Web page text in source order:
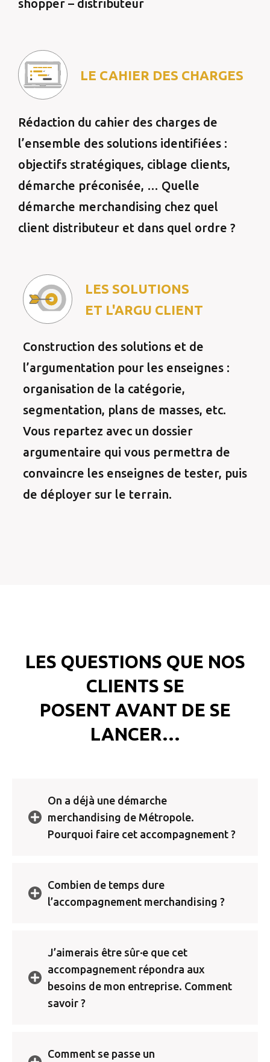
shopper – distributeur
LE CAHIER DES CHARGES
Rédaction du cahier des charges de
l’ensemble des solutions identifiées :
objectifs stratégiques, ciblage clients,
démarche préconisée, … Quelle
démarche merchandising chez quel
client distributeur et dans quel ordre ?
LES SOLUTIONS
ET L'ARGU CLIENT
Construction des solutions et de
l’argumentation pour les enseignes :
organisation de la catégorie,
segmentation, plans de masses, etc.
Vous repartez avec un dossier
argumentaire qui vous permettra de
convaincre les enseignes de tester, puis
de déployer sur le terrain.
LES QUESTIONS QUE NOS
CLIENTS SE
POSENT AVANT DE SE
LANCER…
On a déjà une démarche
merchandising de Métropole.
Pourquoi faire cet accompagnement ?
Combien de temps dure
l’accompagnement merchandising ?
J’aimerais être sûr·e que cet
accompagnement répondra aux
besoins de mon entreprise. Comment
savoir ?
Comment se passe un